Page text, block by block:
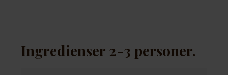
Ingredienser 2-3 personer.